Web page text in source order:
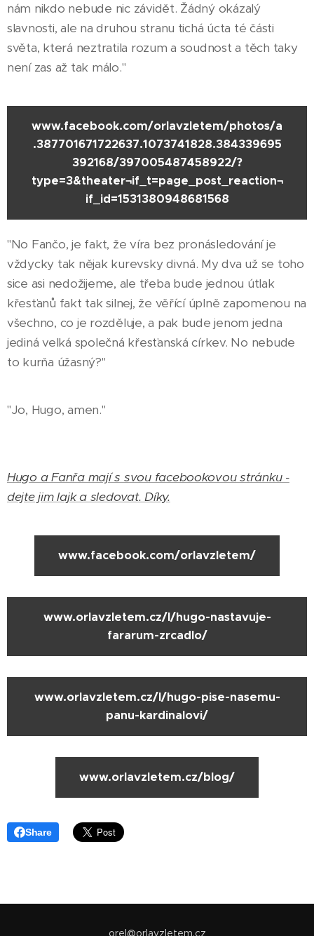
nám nikdo nebude nic závidět. Žádný okázalý
slavnosti, ale na druhou stranu tichá úcta té části
světa, která neztratila rozum a soudnost a těch taky
není zas až tak málo."
www.facebook.com/orlavzletem/photos/a
.387701671722637.1073741828.384339695
392168/397005487458922/?
type=3&theater¬if_t=page_post_reaction¬
if_id=1531380948681568
"No Fančo, je fakt, že víra bez pronásledování je
vždycky tak nějak kurevsky divná. My dva už se toho
sice asi nedožijeme, ale třeba bude jednou útlak
křesťanů fakt tak silnej, že věřící úplně zapomenou na
všechno, co je rozděluje, a pak bude jenom jedna
jediná velká společná křesťanská církev. No nebude
to kurňa úžasný?"
"Jo, Hugo, amen."
Hugo a Fanřa mají s svou facebookovou stránku -
dejte jim lajk a sledovat. Díky.
www.facebook.com/orlavzletem/
www.orlavzletem.cz/l/hugo-nastavuje-
fararum-zrcadlo/
www.orlavzletem.cz/l/hugo-pise-nasemu-
panu-kardinalovi/
www.orlavzletem.cz/blog/
Share